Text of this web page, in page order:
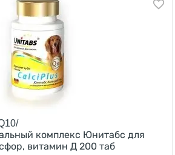
комплекс Юнитабс для
витамин Д 200 таб